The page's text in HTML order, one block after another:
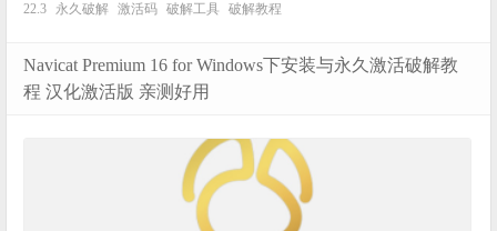
22.3
永久破解 激活码 破解工具 破解教程
Navicat Premium 16 for Windows下安装与永久激活破解教
程 汉化激活版 亲测好用